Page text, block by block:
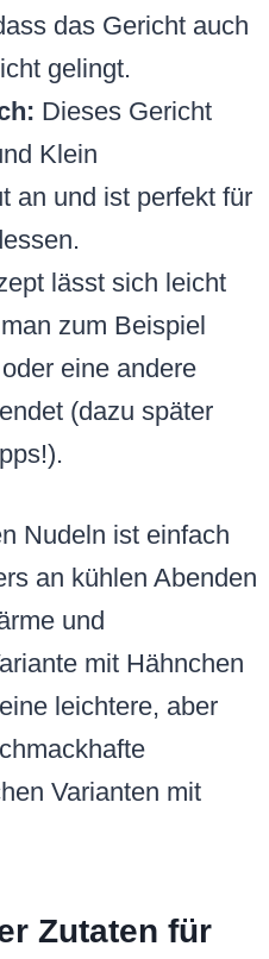
das Gericht auch
gelingt.
Dieses Gericht
Klein
an und ist perfekt für
lässt sich leicht
zum Beispiel
eine andere
(dazu später
Nudeln ist einfach
an kühlen Abenden
und
mit Hähnchen
leichtere, aber
Varianten mit
Zutaten für